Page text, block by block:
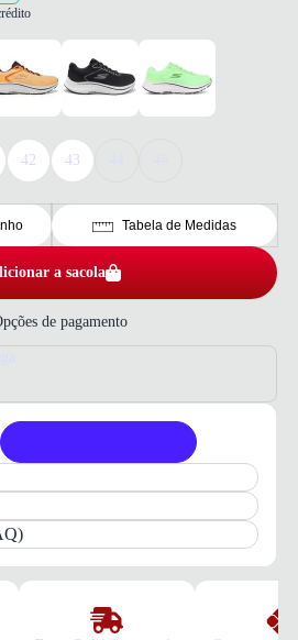
42 43
Tabela de Medidas
a sacola
de pagamento
2.0 Masculino Preto:
para seus treinos e
para oferecer
modelo se destaca pela sua
leveza